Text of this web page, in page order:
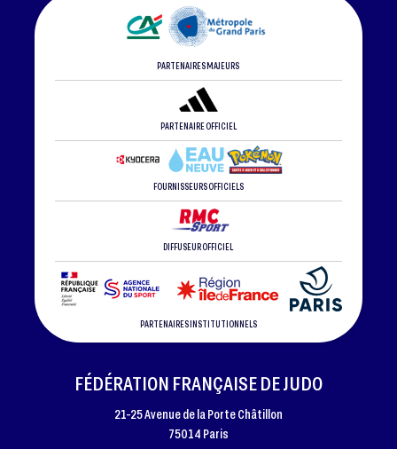
PARTENAIRES MAJEURS
PARTENAIRE OFFICIEL
FOURNISSEURS OFFICIELS
DIFFUSEUR OFFICIEL
PARTENAIRES INSTITUTIONNELS
FÉDÉRATION FRANÇAISE DE JUDO
21-25 Avenue de la Porte Châtillon
75014 Paris